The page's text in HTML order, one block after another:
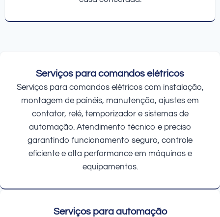
Serviços para comandos elétricos
Serviços para comandos elétricos com instalação,
montagem de painéis, manutenção, ajustes em
contator, relé, temporizador e sistemas de
automação. Atendimento técnico e preciso
garantindo funcionamento seguro, controle
eficiente e alta performance em máquinas e
equipamentos.
Serviços para automação